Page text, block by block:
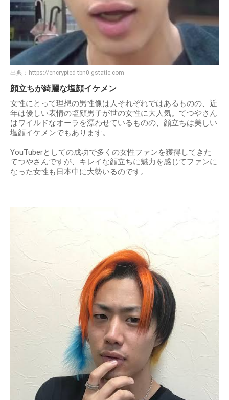
出典： https://encrypted-tbn0.gstatic.com
顔立ちが綺麗な塩顔イケメン
女性にとって理想の男性像は人それぞれではあるものの、近
年は優しい表情の塩顔男子が世の女性に大人気。てつやさん
はワイルドなオーラを漂わせているものの、顔立ちは美しい
塩顔イケメンでもあります。
YouTuberとしての成功で多くの女性ファンを獲得してきた
てつやさんですが、キレイな顔立ちに魅力を感じてファンに
なった女性も日本中に大勢いるのです。